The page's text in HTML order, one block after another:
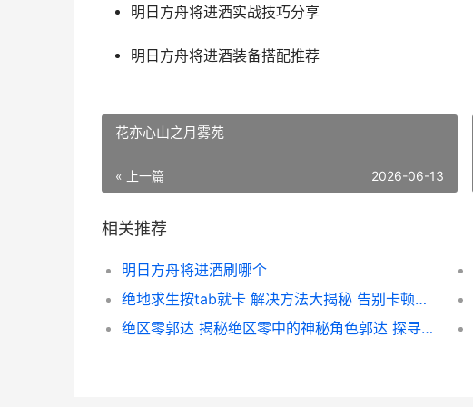
明日方舟将进酒实战技巧分享
明日方舟将进酒装备搭配推荐
花亦心山之月雾苑
« 上一篇 2026-06-13
相关推荐
明日方舟将进酒刷哪个
绝地求生按tab就卡 解决方法大揭秘 告别卡顿困扰
绝区零郭达 揭秘绝区零中的神秘角色郭达 探寻其背后的故事与意义